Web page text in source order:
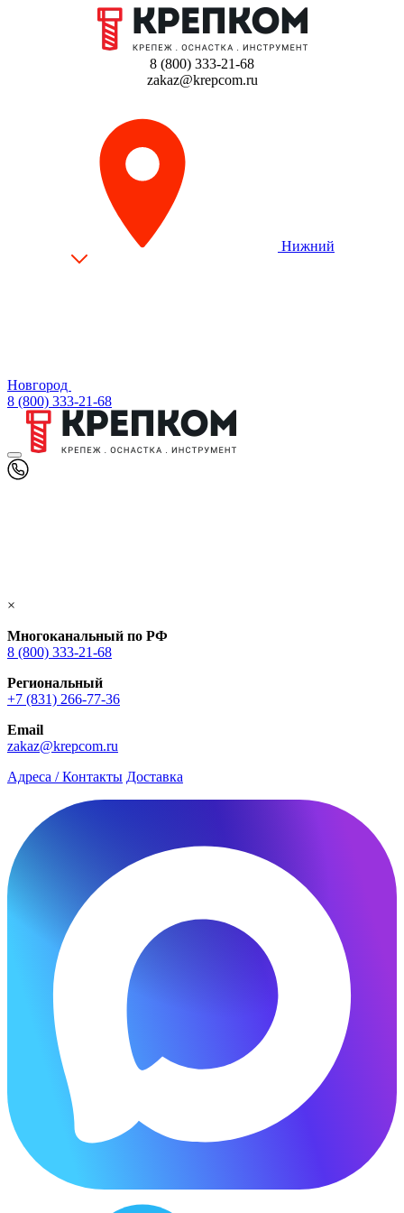
8 (800) 333-21-68
zakaz@krepcom.ru
Нижний
Новгород
8 (800) 333-21-68
×
Многоканальный по РФ
8 (800) 333‑21-68
Региональный
+7 (831) 266-77-36
Email
zakaz@krepcom.ru
Адреса / Контакты Доставка